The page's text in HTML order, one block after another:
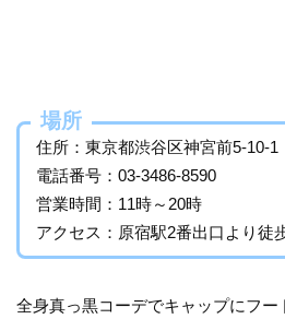
場所
住所：東京都渋谷区神宮前5-10-1
電話番号：03-3486-8590
営業時間：11時～20時
アクセス：原宿駅2番出口より徒
全身真っ黒コーデでキャップにフー